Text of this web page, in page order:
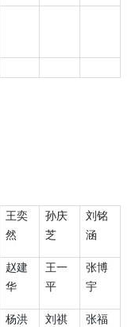
王奕
然
孙庆
芝
刘铭
涵
赵建
华
王一
平
张博
宇
杨洪
刘祺
张福